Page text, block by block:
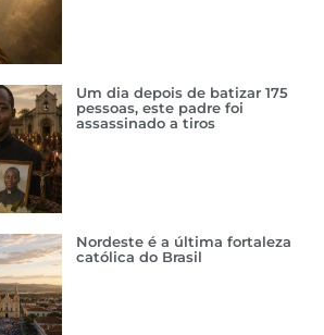
Um dia depois de batizar 175
pessoas, este padre foi
assassinado a tiros
Nordeste é a última fortaleza
católica do Brasil